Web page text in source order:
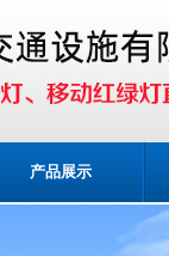
产品展示